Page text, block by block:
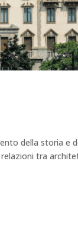
della storia e
tra